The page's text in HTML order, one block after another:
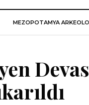
MEZOPOTAMYA